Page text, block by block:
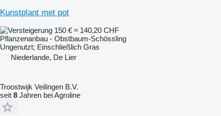
Kunstplant met pot
150 € ≈ 140,20 CHF
Pflanzenanbau - Obstbaum-Schössling
Ungenutzt; Einschließlich Gras
Niederlande, De Lier
Troostwijk Veilingen B.V.
seit 8 Jahren bei Agroline